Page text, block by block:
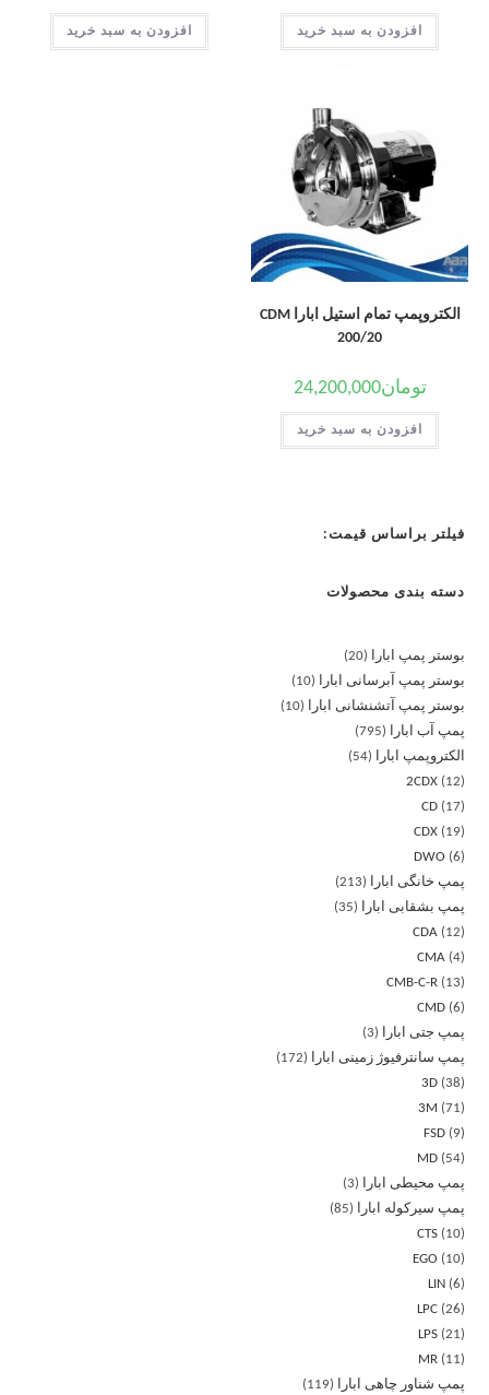
افزودن به سبد خرید افزودن به سبد خرید
الکتروپمپ تمام استیل ابارا CDM
200/20
تومان24,200,000
افزودن به سبد خرید
فیلتر براساس قیمت:
دسته بندی محصولات
بوستر پمپ ابارا
20
بوستر پمپ آبرسانی ابارا
10
بوستر پمپ آتشنشانی ابارا
10
پمپ آب ابارا
795
الکتروپمپ ابارا
54
2CDX
12
CD
17
CDX
19
DWO
6
پمپ خانگی ابارا
213
پمپ بشقابی ابارا
35
CDA
12
CMA 4
CMB-C-R
13
CMD 6
پمپ جتی ابارا
3
پمپ سانترفیوژ زمینی ابارا
172
3D 38
3M
71
FSD
9
MD
54
پمپ محیطی ابارا
3
پمپ سیرکوله ابارا
85
CTS
10
EGO
10
LIN
6
LPC 26
LPS 21
MR
11
پمپ شناور چاهی ابارا
119